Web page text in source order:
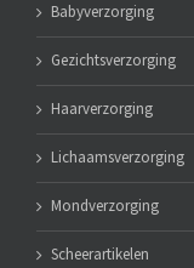
Babyverzorging
Gezichtsverzorging
Haarverzorging
Lichaamsverzorging
Mondverzorging
Scheerartikelen